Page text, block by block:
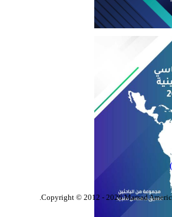
Copyright © 2012 - 2026 Marsad